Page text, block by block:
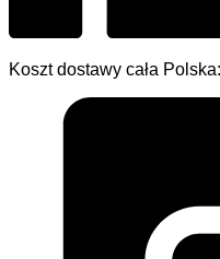
Koszt dostawy cała